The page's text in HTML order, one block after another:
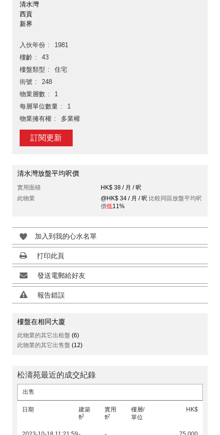
清水灣
西貢
新界
入伙年份
1981
樓齡
43
樓盤類型
住宅
街號
248
物業層數
1
每層單位數量
1
物業擁有權
多業權
訂閱更新
清水灣放盤平均呎價
實用面積
HK$ 38 / 月 / 呎
此物業
@HK$ 34 / 月 / 呎 比較同區放盤平均呎
價低11%
加入到我的心水名單
打印此頁
發送電郵給好友
報告錯誤
樓盤在相同大廈
此物業的其它出租盤 (6)
此物業的其它出售盤 (12)
松濤苑最近的成交紀錄
出售
日期
建築
ft2
實用
ft2
樓層/
單位
HK$